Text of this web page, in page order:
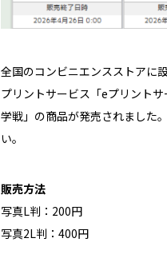
全国のコンビニエンスストアに
プリントサービス「eプリント
学戦」の商品が発売されました
い。
販売方法
写真L判：200円
写真2L判：400円